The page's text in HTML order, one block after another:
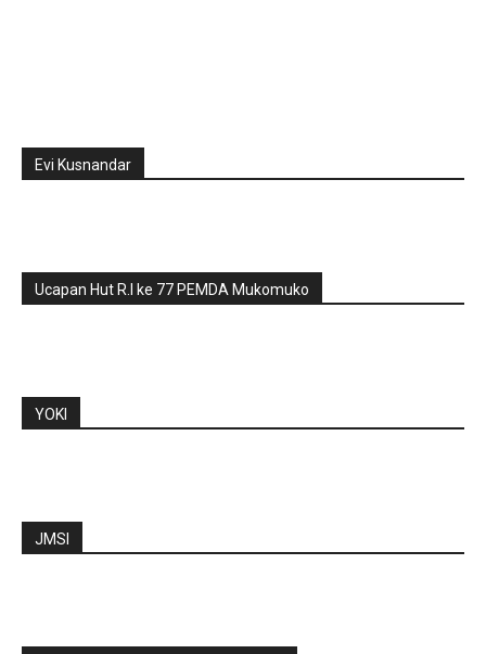
Evi Kusnandar
Ucapan Hut R.I ke 77 PEMDA Mukomuko
YOKI
JMSI